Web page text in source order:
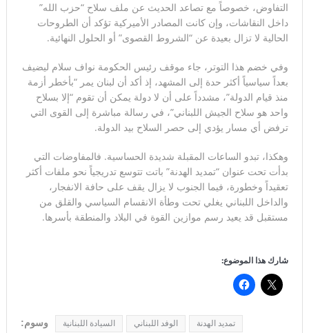
التفاوض، خصوصاً مع تصاعد الحديث عن ملف سلاح “حزب الله”
داخل النقاشات، وإن كانت المصادر الأميركية تؤكد أن الطروحات
الحالية لا تزال بعيدة عن “الشروط القصوى” أو الحلول النهائية.
وفي خضم هذا التوتر، جاء موقف رئيس الحكومة نواف سلام ليضيف
بعداً سياسياً أكثر حدة إلى المشهد، إذ أكد أن لبنان يمر “بأخطر أزمة
منذ قيام الدولة”، مشدداً على أن لا دولة يمكن أن تقوم “إلا بسلاح
واحد هو سلاح الجيش اللبناني”، في رسالة مباشرة إلى القوى التي
ترفض أي مسار يؤدي إلى حصر السلاح بيد الدولة.
وهكذا، تبدو الساعات المقبلة شديدة الحساسية. فالمفاوضات التي
بدأت تحت عنوان “تمديد الهدنة” باتت تتوسع تدريجياً نحو ملفات أكثر
تعقيداً وخطورة، فيما الجنوب لا يزال يقف على حافة الانفجار،
والداخل اللبناني يغلي تحت وطأة الانقسام السياسي والقلق من
مستقبل قد يعيد رسم موازين القوة في البلاد والمنطقة بأسرها.
شارك هذا الموضوع:
وسوم: السيادة اللبنانية الوفد اللبناني تمديد الهدنة